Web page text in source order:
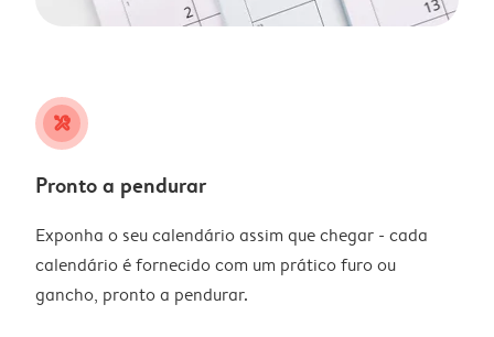
tools
Pronto a pendurar
Exponha o seu calendário assim que chegar - cada
calendário é fornecido com um prático furo ou
gancho, pronto a pendurar.